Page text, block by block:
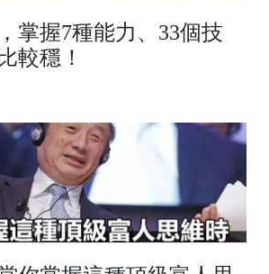
掌握7種能力、33個技
較穩！